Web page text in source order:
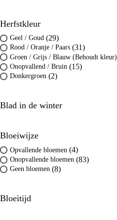
Herfstkleur
Geel / Goud (29)
Rood / Oranje / Paars (31)
Groen / Grijs / Blauw (Behoudt kleur)
Onopvallend / Bruin (15)
Donkergroen (2)
Blad in de winter
Bloeiwijze
Opvallende bloemen (4)
Onopvallende bloemen (83)
Geen bloemen (8)
Bloeitijd